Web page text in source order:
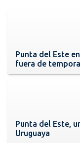
Punta del Este
fuera de
Punta del Este,
Uruguaya